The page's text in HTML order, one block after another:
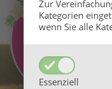
Zur
Kategorien
wenn Sie alle
Essenziell